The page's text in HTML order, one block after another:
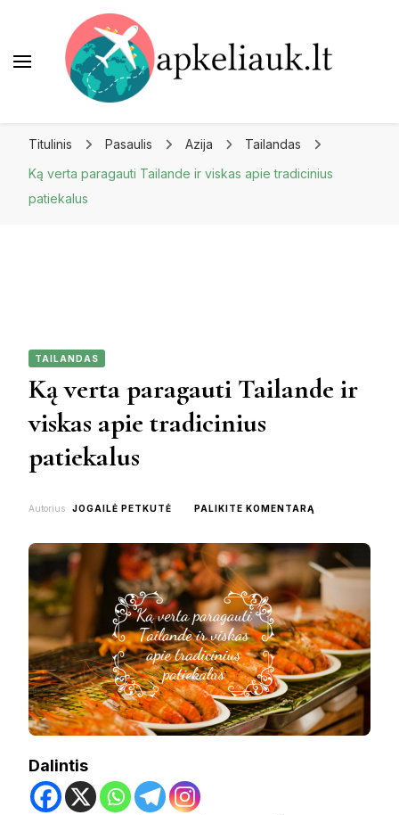
Titulinis Pasaulis Azija
Tailandas
Ką verta paragauti Tailande ir viskas apie tradicinius
patiekalus
TAILANDAS
Ką verta paragauti Tailande ir
viskas apie tradicinius
patiekalus
Autorius JOGAILĖ PETKUTĖ PALIKITE KOMENTARĄ
PARAGAUTI
TAILANDE
VISKAS
APIE
TRADICINIUS
PATIEKALUS
Dalintis